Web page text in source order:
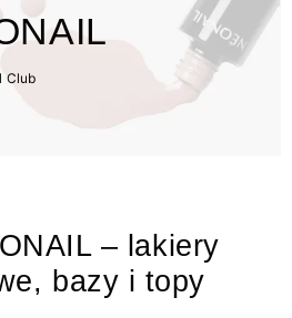
– lakiery
bazy i topy